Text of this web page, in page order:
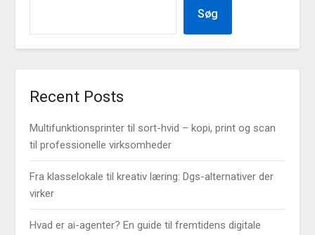
Søg
Recent Posts
Multifunktionsprinter til sort-hvid – kopi, print og scan
til professionelle virksomheder
Fra klasselokale til kreativ læring: Dgs-alternativer der
virker
Hvad er ai-agenter? En guide til fremtidens digitale